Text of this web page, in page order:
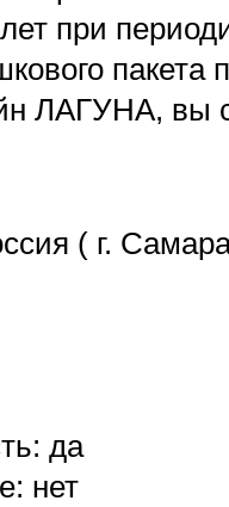
при
пакета
ЛАГУНА, вы
( г.
да
нет